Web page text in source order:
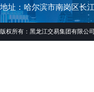
地址：哈尔滨市南岗区长
版权所有：黑龙江交易集团有限公司